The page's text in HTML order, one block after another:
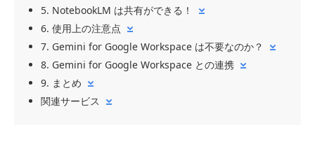
5. NotebookLM は共有ができる！
6. 使用上の注意点
7. Gemini for Google Workspace は不要なのか？
8. Gemini for Google Workspace との連携
9. まとめ
関連サービス